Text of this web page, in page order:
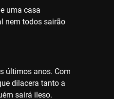
uma casa
nem todos sairão
últimos anos. Com
dilacera tanto a
sairá ileso.